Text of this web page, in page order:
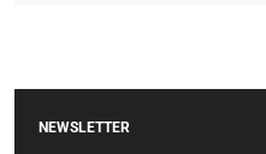
NEWSLETTER